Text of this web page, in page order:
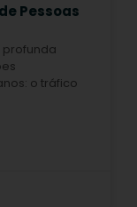
Pessoas
profunda
o tráfico